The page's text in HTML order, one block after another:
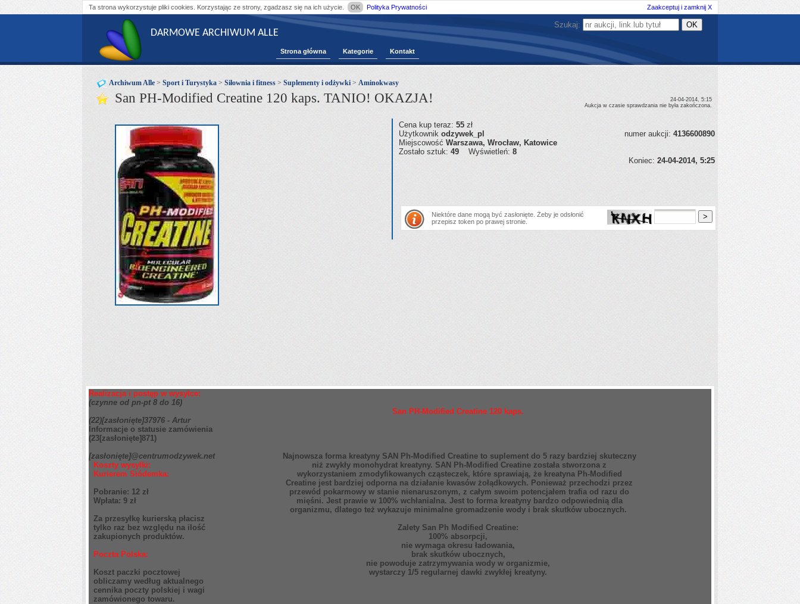
Ta strona wykorzystuje pliki cookies. Korzystając ze strony, zgadzasz się na ich użycie. OK Polityka Prywatności Zaakceptuj i zamknij X
DARMOWE ARCHIWUM ALLE
Strona główna Kategorie Kontakt
Szukaj:
Archiwum Alle > Sport i Turystyka > Siłownia i fitness > Suplementy i odżywki > Aminokwasy
San PH-Modified Creatine 120 kaps. TANIO! OKAZJA!
24-04-2014, 5:15
Aukcja w czasie sprawdzania nie była zakończona.
Cena kup teraz: 55 zł
Użytkownik odzywek_pl numer aukcji: 4136600890
Miejscowość Warszawa, Wrocław, Katowice
Zostało sztuk: 49 Wyświetleń: 8
Koniec: 24-04-2014, 5:25
Niektóre dane mogą być zasłonięte. Żeby je odsłonić
przepisz token po prawej stronie.
Realizacja i postęp w wysyłce:
(czynne od pn-pt 8 do 16)
(22)[zasłonięte]37976 - Artur
Informacje o statusie zamówienia
(23[zasłonięte]871)
[zasłonięte]@centrumodzywek.net
Koszty wysyłki:
Kurierem Siódemka:
Pobranie: 12 zł
Wpłata: 9 zł
Za przesyłkę kurierską płacisz
tylko raz bez względu na ilość
zakupionych produktów.
Poczta Polska:
Koszt paczki pocztowej
obliczamy według aktualnego
cennika poczty polskiej i wagi
zamówionego towaru.
San PH-Modified Creatine 120 kaps.
Najnowsza forma kreatyny SAN Ph-Modified Creatine to suplement do 5 razy bardziej skuteczny
niż zwykły monohydrat kreatyny. SAN Ph-Modified Creatine została stworzona z
wykorzystaniem zmodyfikowanych cząsteczek, które sprawiają, że kreatyna Ph-Modified
Creatine jest bardziej odporna na działanie kwasów żołądkowych. Ponieważ przechodzi przez
przewód pokarmowy w stanie nienaruszonym, z całym swoim potencjałem trafia od razu do
mięśni. Jest prawie w 100% wchłanialna. Jest to forma kreatyny bardzo odpowiednią dla
organizmu, dlatego też wykazuje minimalne gromadzenie wody i brak skutków ubocznych.
Zalety San Ph Modified Creatine:
100% absorpcji,
nie wymaga okresu ładowania,
brak skutków ubocznych,
nie powoduje zatrzymywania wody w organizmie,
wystarczy 1/5 regularnej dawki zwykłej kreatyny.